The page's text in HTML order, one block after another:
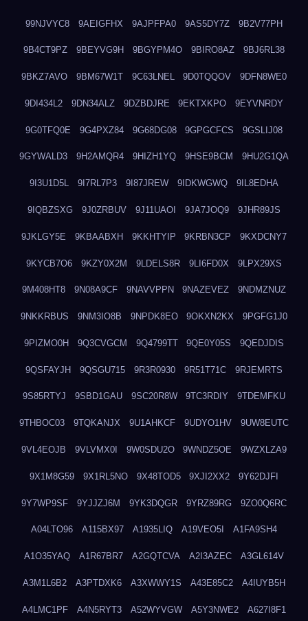
99NJVYC8 9AEIGFHX 9AJPFPA0 9AS5DY7Z 9B2V77PH
9B4CT9PZ 9BEYVG9H 9BGYPM4O 9BIRO8AZ 9BJ6RL38
9BKZ7AVO 9BM67W1T 9C63LNEL 9D0TQQOV 9DFN8WE0
9DI434L2 9DN34ALZ 9DZBDJRE 9EKTXKPO 9EYVNRDY
9G0TFQ0E 9G4PXZ84 9G68DG08 9GPGCFCS 9GSLIJ08
9GYWALD3 9H2AMQR4 9HIZH1YQ 9HSE9BCM 9HU2G1QA
9I3U1D5L 9I7RL7P3 9I87JREW 9IDKWGWQ 9IL8EDHA
9IQBZSXG 9J0ZRBUV 9J11UAOI 9JA7JOQ9 9JHR89JS
9JKLGY5E 9KBAABXH 9KKHTYIP 9KRBN3CP 9KXDCNY7
9KYCB7O6 9KZY0X2M 9LDELS8R 9LI6FD0X 9LPX29XS
9M408HT8 9N08A9CF 9NAVVPPN 9NAZEVEZ 9NDMZNUZ
9NKKRBUS 9NM3IO8B 9NPDK8EO 9OKXN2KX 9PGFG1J0
9PIZMO0H 9Q3CVGCM 9Q4799TT 9QE0Y05S 9QEDJDIS
9QSFAYJH 9QSGU715 9R3R0930 9R51T71C 9RJEMRTS
9S85RTYJ 9SBD1GAU 9SC20R8W 9TC3RDIY 9TDEMFKU
9THBOC03 9TQKANJX 9U1AHKCF 9UDYO1HV 9UW8EUTC
9VL4EOJB 9VLVMX0I 9W0SDU2O 9WNDZ5OE 9WZXLZA9
9X1M8G59 9X1RL5NO 9X48TOD5 9XJI2XX2 9Y62DJFI
9Y7WP9SF 9YJJZJ6M 9YK3DQGR 9YRZ89RG 9ZO0Q6RC
A04LTO96 A115BX97 A1935LIQ A19VEO5I A1FA9SH4
A1O35YAQ A1R67BR7 A2GQTCVA A2I3AZEC A3GL614V
A3M1L6B2 A3PTDXK6 A3XWWY1S A43E85C2 A4IUYB5H
A4LMC1PF A4N5RYT3 A52WYVGW A5Y3NWE2 A627I8F1